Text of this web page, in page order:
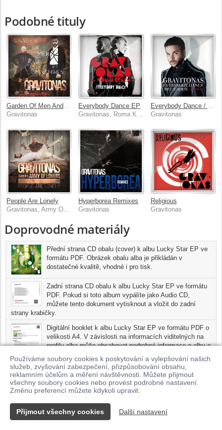
Používáme soubory cookies k poskytování a vylepšování našich
služeb, zvyšování zabezpečení, přizpůsobování obsahu,
reklamním účelům a měření návštěvnosti. Můžete přijmout
všechny soubory cookies nebo provést podrobné nastavení.
Změnu preferencí můžete kdykoli upravit.
Přijmout všechny cookies Další nastavení
Podobné tituly
Gravitonas
Everybody Dance EP
Gravitonas
People Are Lonely
Gravitonas, Army Of Lovers
Hyperborea Remixes
Gravitonas
Religious
Gravitonas
Doprovodné materiály
Přední strana CD obalu (cover) k albu Lucky Star EP ve
formátu PDF. Obrázek obalu alba je přikládán v
dostatečné kvalitě, vhodné i pro tisk.
Zadní strana CD obalu k albu Lucky Star EP ve formátu
PDF. Pokud si toto album vypálíte jako Audio CD,
můžete tento dokument vytisknout a vložit do zadní
strany krabičky.
Digitální booklet k albu Lucky Star EP ve formátu PDF o
velikosti A4. V závislosti na informacích viditelných na
profilu alba může obsahovat podrobné informace o albu a
jednotlivých skladbách, včetně seznamu participujících
umělců, přesného data a místa nahrání pro každou ze
skladeb. Digitální booklet je tisknutelnou variantou profilu alba.
Pro možnost stažení doprovodných materiálů je nutné mít zakoupenu
minimálně jednu skladbu z tohoto alba.
Kontakt | © 2026 Supraphonline.cz